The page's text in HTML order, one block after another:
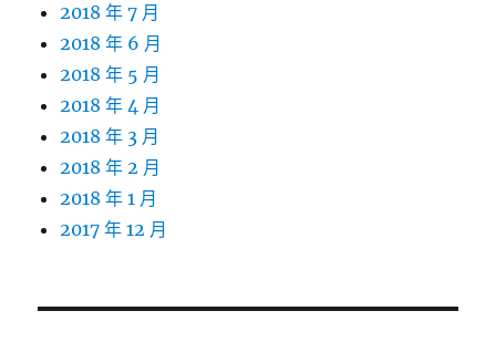
2018 年 7 月
2018 年 6 月
2018 年 5 月
2018 年 4 月
2018 年 3 月
2018 年 2 月
2018 年 1 月
2017 年 12 月